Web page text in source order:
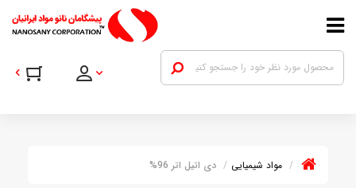
مواد شیمیایی دی اتیل اتر 96%